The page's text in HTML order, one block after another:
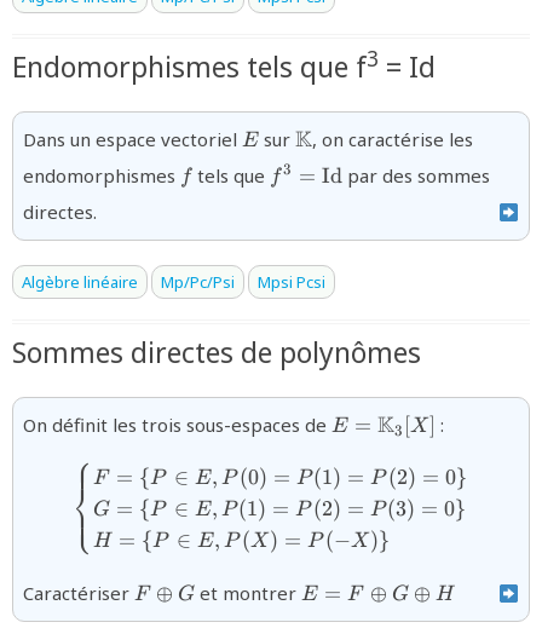
Endomorphismes tels que f3 = Id
Dans un espace vectoriel E
Esur {\mathbb{K}}
K, on caractérise les
endomorphismes ff tels que {f^3=\text{Id}}
f3 = Id par des sommes
directes.
Algèbre linéaire Mp/Pc/Psi Mpsi Pcsi
Sommes directes de polynômes
On définit les trois sous-espaces de E = K3 [X] :
{\begin{cases}F=\{P\in
⎩
⎨⎧ F = {P ∈ E, P (0) = P(1) = P (2) = 0}
G = {P ∈ E, P (1) = P (2) = P(3) = 0}
H = {P ∈ E, P (X ) = P (−X )}
Caractériser {F\oplus
F ⊕ G et montrer{E=F\oplus
E = F ⊕ G ⊕ H